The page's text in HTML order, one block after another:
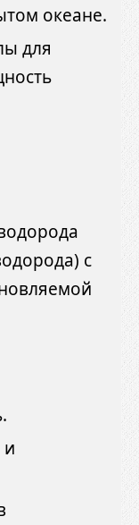
океане.
для
с
и